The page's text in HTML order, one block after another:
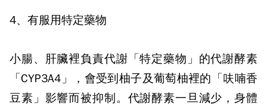
4、有服用特定藥物
小腸、肝臟裡負責代謝「特定藥物」的代謝酵素
「CYP3A4 」，會受到柚子及葡萄柚裡的「呋喃香
豆素」影響而被抑制。代謝酵素一旦減少，身體